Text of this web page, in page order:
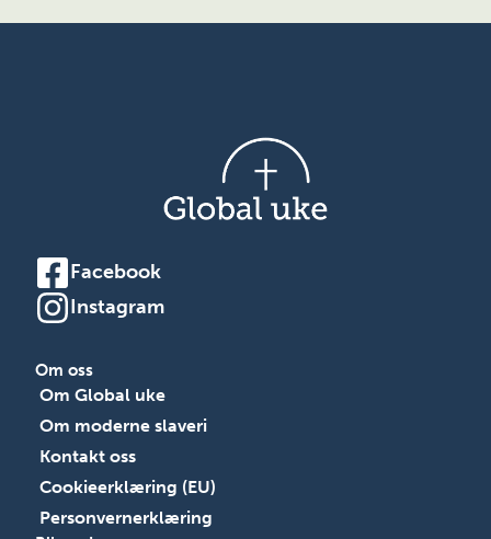
Facebook
Instagram
Om oss
Om Global uke
Om moderne slaveri
Kontakt oss
Cookieerklæring (EU)
Personvernerklæring